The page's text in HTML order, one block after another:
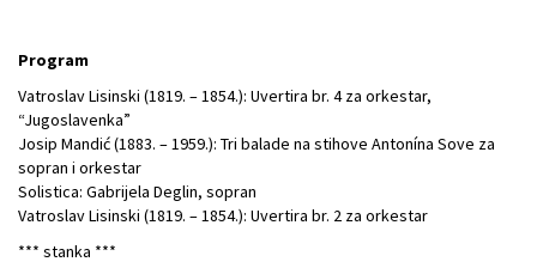
Program
Vatroslav Lisinski (1819. – 1854.): Uvertira br. 4 za orkestar,
“Jugoslavenka”
Josip Mandić (1883. – 1959.): Tri balade na stihove Antonína Sove za
sopran i orkestar
Solistica: Gabrijela Deglin, sopran
Vatroslav Lisinski (1819. – 1854.): Uvertira br. 2 za orkestar
*** stanka ***